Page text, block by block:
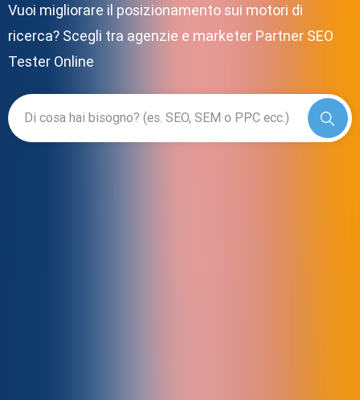
Vuoi migliorare il posizionamento sui motori di
ricerca? Scegli tra agenzie e marketer Partner SEO
Tester Online